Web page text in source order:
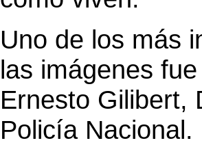
Uno de los más
las imágenes
Ernesto Gilibert,
Policía Nacional.